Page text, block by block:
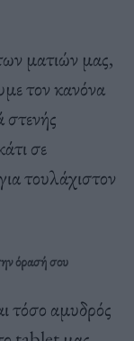
ματιών μας,
τον κανόνα
σε
τουλάχιστον
όρασή σου
τόσο αμυδρός